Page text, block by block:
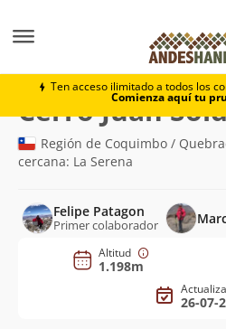
Ten acceso ilimitado a todos los
Comienza aquí tu
Cerro Juan
Cerro Juan
Región de Coquimbo /
cercana: La Serena
Felipe Patagon
Primer colaborador
Altitud
1.198m
26-07-